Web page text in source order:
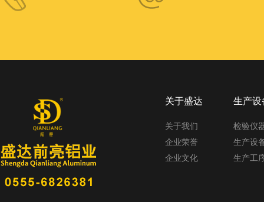
关于盛达
关于我们
企业荣誉
企业文化
生产设
检验仪
生产设
生产工